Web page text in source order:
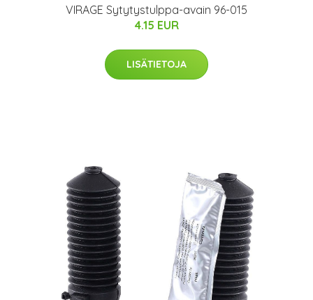
VIRAGE Sytytystulppa-avain 96-015
4.15 EUR
LISÄTIETOJA